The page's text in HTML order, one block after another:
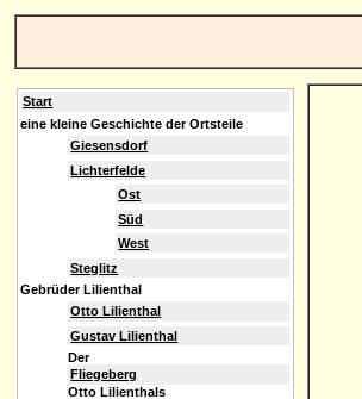
Start
eine kleine Geschichte der Ortsteile
Giesensdorf
Lichterfelde
Ost
Süd
West
Steglitz
Gebrüder Lilienthal
Otto Lilienthal
Gustav Lilienthal
Der
Fliegeberg
Otto Lilienthals